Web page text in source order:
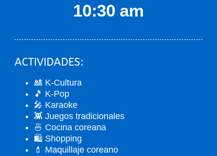
10:30 am
ACTIVIDADES:
🎎 K-Cultura
🎵 K-Pop
🎤 Karaoke
👾 Juegos tradicionales
🍜 Cocina coreana
🛍️ Shopping
💄 Maquillaje coreano